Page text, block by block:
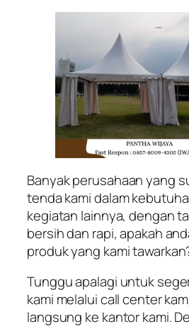
Banyak perusahaan yang
tenda kami dalam
kegiatan lainnya, dengan
bersih dan rapi, apakah
produk yang kami
Tunggu apalagi untuk
kami melalui call center
langsung ke kantor kami.